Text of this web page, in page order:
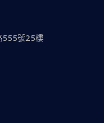
555號25樓